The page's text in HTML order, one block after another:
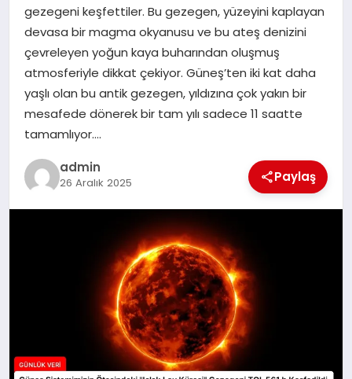
SPOR
TEKNOLOJI
gezegeni keşfettiler. Bu gezegen, yüzeyini kaplayan
devasa bir magma okyanusu ve bu ateş denizini
çevreleyen yoğun kaya buharından oluşmuş
atmosferiyle dikkat çekiyor. Güneş’ten iki kat daha
yaşlı olan bu antik gezegen, yıldızına çok yakın bir
mesafede dönerek bir tam yılı sadece 11 saatte
tamamlıyor….
admin
26 Aralık 2025 Paylaş